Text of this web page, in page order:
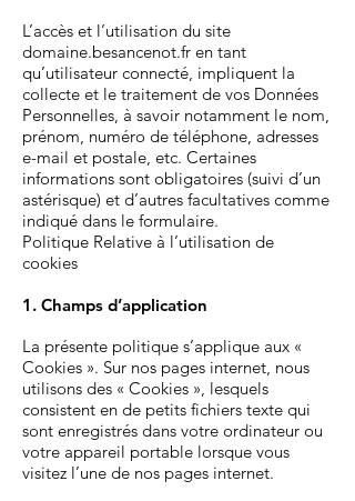
L’accès et l’utilisation du site
domaine.besancenot.fr en tant
qu’utilisateur connecté, impliquent la
collecte et le traitement de vos Données
Personnelles, à savoir notamment le nom,
prénom, numéro de téléphone, adresses
e-mail et postale, etc. Certaines
informations sont obligatoires (suivi d’un
astérisque) et d’autres facultatives comme
indiqué dans le formulaire.
Politique Relative à l’utilisation de
cookies
1. Champs d’application
La présente politique s’applique aux «
Cookies ». Sur nos pages internet, nous
utilisons des « Cookies », lesquels
consistent en de petits fichiers texte qui
sont enregistrés dans votre ordinateur ou
votre appareil portable lorsque vous
visitez l’une de nos pages internet.